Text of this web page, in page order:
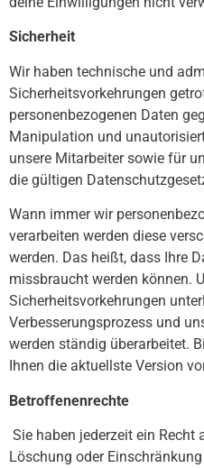
Sicherheit
Wir haben technische und
Sicherheitsvorkehrungen
personenbezogenen Daten
Manipulation und
unsere Mitarbeiter sowie für
die gültigen
Wann immer wir
verarbeiten werden diese
werden. Das heißt, dass Ihre
missbraucht werden können.
Sicherheitsvorkehrungen
Verbesserungsprozess und
werden ständig überarbeitet.
Ihnen die aktuellste Version
Betroffenenrechte
Sie haben jederzeit ein
Löschung oder